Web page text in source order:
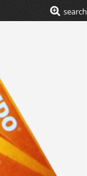
search